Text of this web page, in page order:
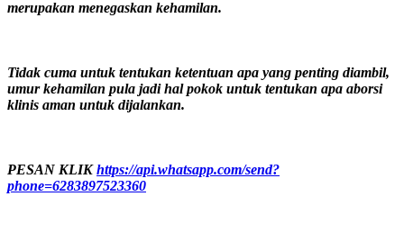
merupakan menegaskan kehamilan.
Tidak cuma untuk tentukan ketentuan apa yang penting diambil,
umur kehamilan pula jadi hal pokok untuk tentukan apa aborsi
klinis aman untuk dijalankan.
PESAN KLIKhttps://api.whatsapp.com/send?
phone=6283897523360